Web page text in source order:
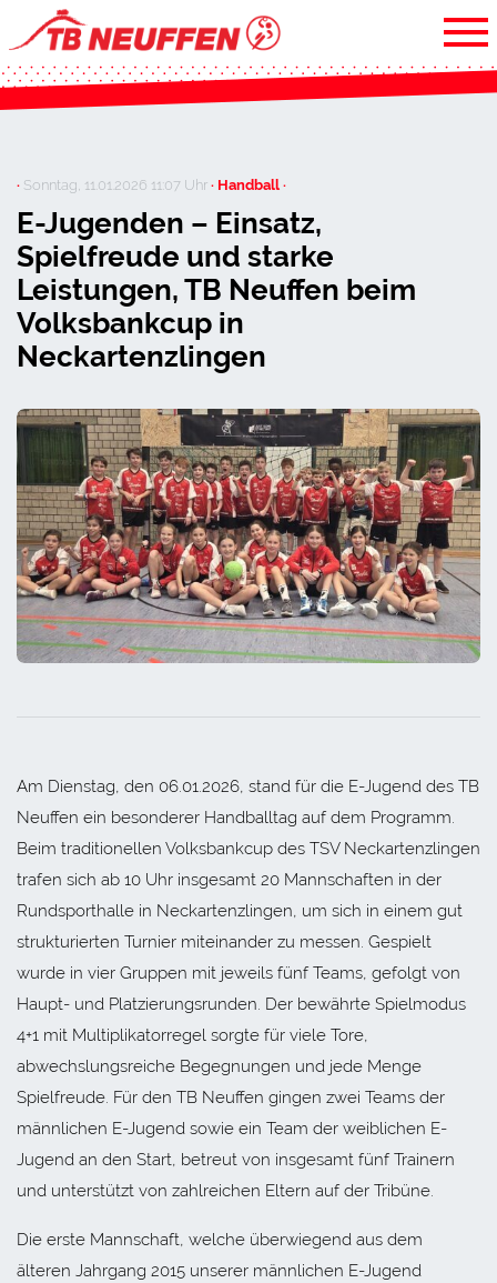
· Sonntag, 11.01.2026 11:07 Uhr· Handball ·
E-Jugenden – Einsatz,
Spielfreude und starke
Leistungen, TB Neuffen beim
Volksbankcup in
Neckartenzlingen
Am Dienstag, den 06.01.2026, stand für die E-Jugend des TB
Neuffen ein besonderer Handballtag auf dem Programm.
Beim traditionellen Volksbankcup des TSV Neckartenzlingen
trafen sich ab 10 Uhr insgesamt 20 Mannschaften in der
Rundsporthalle in Neckartenzlingen, um sich in einem gut
strukturierten Turnier miteinander zu messen. Gespielt
wurde in vier Gruppen mit jeweils fünf Teams, gefolgt von
Haupt- und Platzierungsrunden. Der bewährte Spielmodus
4+1 mit Multiplikatorregel sorgte für viele Tore,
abwechslungsreiche Begegnungen und jede Menge
Spielfreude. Für den TB Neuffen gingen zwei Teams der
männlichen E-Jugend sowie ein Team der weiblichen E-
Jugend an den Start, betreut von insgesamt fünf Trainern
und unterstützt von zahlreichen Eltern auf der Tribüne.
Die erste Mannschaft, welche überwiegend aus dem
älteren Jahrgang 2015 unserer männlichen E-Jugend